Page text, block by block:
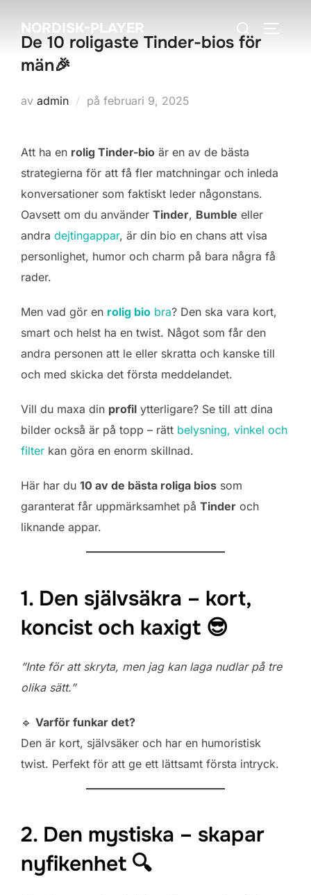
innehåll
NORDISK-PLAYER
Sök
efter:
De 10 roligaste Tinder-bios för
män🎉
av admin på Publicerat
februari 9, 2025
Att ha en rolig Tinder-bio är en av de bästa
strategierna för att få fler matchningar och inleda
konversationer som faktiskt leder någonstans.
Oavsett om du använder Tinder, Bumble eller
andra dejtingappar, är din bio en chans att visa
personlighet, humor och charm på bara några få
rader.
Men vad gör en rolig bio bra? Den ska vara kort,
smart och helst ha en twist. Något som får den
andra personen att le eller skratta och kanske till
och med skicka det första meddelandet.
Vill du maxa din profil ytterligare? Se till att dina
bilder också är på topp – rätt belysning, vinkel och
filter kan göra en enorm skillnad.
Här har du 10 av de bästa roliga bios som
garanterat får uppmärksamhet på Tinder och
liknande appar.
1. Den självsäkra – kort,
koncist och kaxigt 😎
”Inte för att skryta, men jag kan laga nudlar på tre
olika sätt.”
🔹 Varför funkar det?
Den är kort, självsäker och har en humoristisk
twist. Perfekt för att ge ett lättsamt första intryck.
2. Den mystiska – skapar
nyfikenhet 🔍